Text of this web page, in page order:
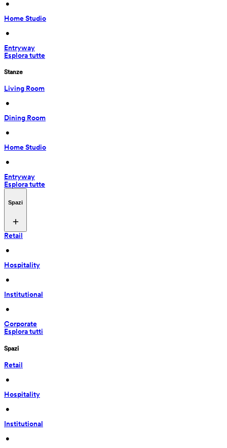
•
Home Studio
•
Entryway
Esplora tutte
Stanze
Living Room
•
Dining Room
•
Home Studio
•
Entryway
Esplora tutte
Spazi
Retail
•
Hospitality
•
Institutional
•
Corporate
Esplora tutti
Spazi
Retail
•
Hospitality
•
Institutional
•